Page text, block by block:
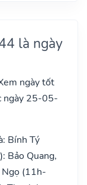
là ngày
ngày tốt
ngày 25-05-
Bính Tý
Bảo Quang,
(11h-